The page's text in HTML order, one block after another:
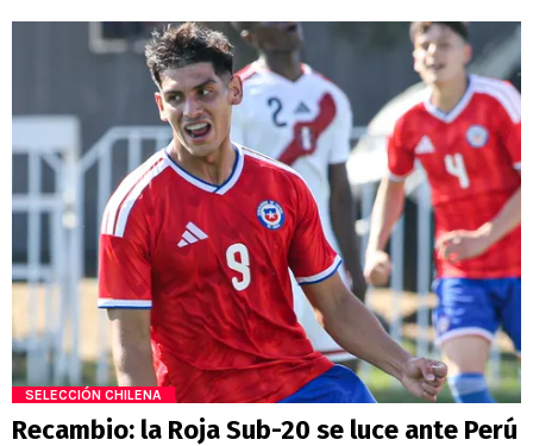
SELECCIÓN CHILENA
Recambio: la Roja Sub-20 se luce ante Perú